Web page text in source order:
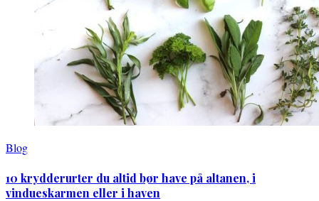
Blog
10 krydderurter du altid bør have på altanen, i
vindueskarmen eller i haven